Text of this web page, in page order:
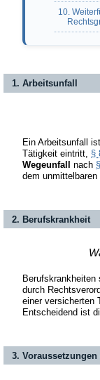
10.
1. Arbeitsunfall
Ein Arbeitsunfall
Tätigkeit eintritt, §
Wegeunfall nach
dem
2. Berufskrankheit
Berufskrankheiten
durch
einer versicherten
Entscheidend ist
3.